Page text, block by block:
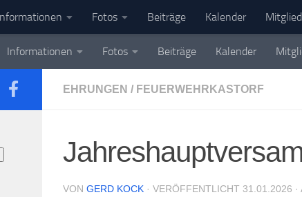
Fotos Beiträge Kalender
Informationen Fotos Beiträge Kalender
EHRUNGEN / FEUERWEHRKASTORF
VON GERD KOCK · VERÖFFENTLICHT 31.01.2026